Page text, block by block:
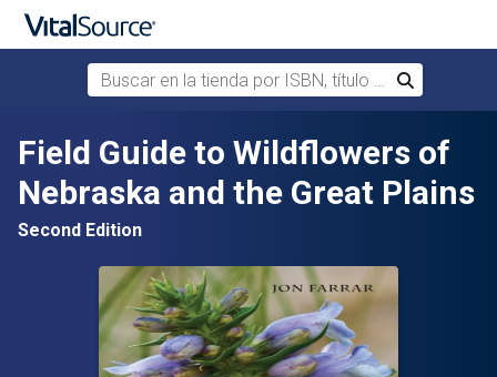
Saltar al contenido principal
Buscar en la tienda por ISBN, título o autor
Buscar
Field Guide to Wildflowers of
Nebraska and the Great Plains
Second Edition